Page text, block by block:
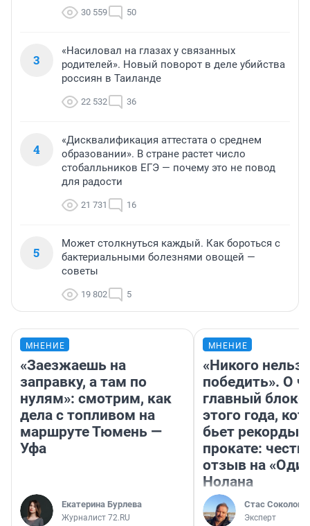
30 559 50
3
«Насиловал на глазах у связанных
родителей». Новый поворот в деле убийства
россиян в Таиланде
22 532 36
4
«Дисквалификация аттестата о среднем
образовании». В стране растет число
стобалльников ЕГЭ — почему это не повод
для радости
21 731 16
5
Может столкнуться каждый. Как бороться с
бактериальными болезнями овощей —
советы
19 802 5
МНЕНИЕ
«Заезжаешь на
заправку, а там по
нулям»: смотрим, как
дела с топливом на
маршруте Тюмень —
Уфа
Екатерина Бурлева
Журналист 72.RU
МНЕНИЕ
«Никого нельзя
победить». О
главный
этого года,
бьет рекорды в
прокате:
отзыв на
Нолана
Стас Соколов
Эксперт